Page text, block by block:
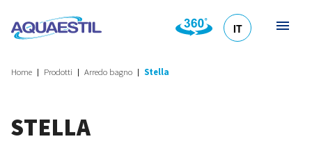
IT
Home Prodotti Arredo bagno Stella
STELLA